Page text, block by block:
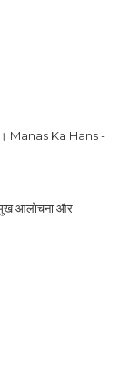
। Manas Ka Hans -
आलोचना और